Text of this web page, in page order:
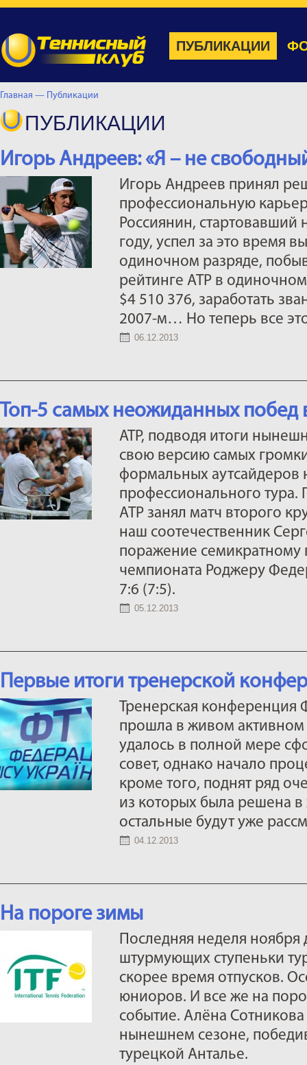
ПУБЛИКАЦИИ
Главная — Публикации
ПУБЛИКАЦИИ
Игорь Андреев: «Я – не
Игорь Андреев принял
профессиональную
Россиянин,
году, успел за это время
одиночном разряде,
рейтинге АТР в одиночном
$4 510 376, заработать
2007-м… Но теперь все
06.12.2013
Топ-5 самых неожиданных побед
ATP, подводя итоги
свою версию самых
формальных аутсайдеров
профессионального тура.
АТР занял матч второго
наш соотечественник
поражение семикратному
чемпионата Роджеру
7:6 (7:5).
05.12.2013
Первые итоги тренерской
Тренерская
прошла в живом
удалось в полной мере
совет, однако начало
кроме того, поднят ряд
из которых была решена
остальные будут уже
04.12.2013
На пороге зимы
Последняя неделя ноября
штурмующих ступеньки
скорее время отпусков.
юниоров. И все же на
событие. Алёна
нынешнем сезоне,
турецкой Анталье.